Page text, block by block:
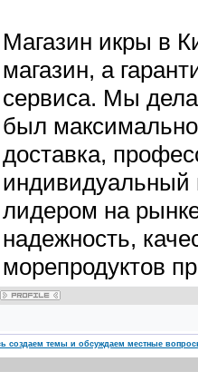
Магазин икры в
магазин, а
сервиса. Мы
был
доставка,
индивидуальный
лидером на
надежность,
морепродуктов
создаем темы и обсуждаем местные